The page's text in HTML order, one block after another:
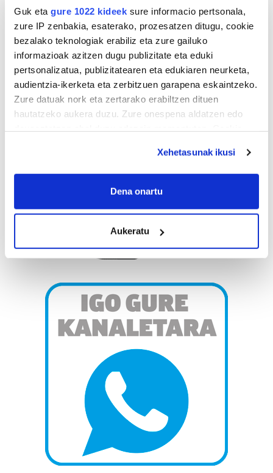
Guk eta gure 1022 kideek sure informacio pertsonala,
zure IP zenbakia, esaterako, prozesatzen ditugu, cookie
bezalako teknologiak erabiliz eta zure gailuko
informazioak azitzen dugu publizitate eta eduki
pertsonalizatua, publizitatearen eta edukiaren neurketa,
audientzia-ikerketa eta zerbitzuen garapena eskaintzeko.
Zure datuak nork eta zertarako erabiltzen dituen
hautatzeko aukera duzu. Zure onespena aldatzen edo
If you allow, we would also like to:
Collect information about your geographical
Identify your device by actively scanning it for
specific characteristics (fingerprinting)
Guk eta gure bazkideek zure datu pertsonalak
prozesatzen ditugu, zure IP zenbakia, besteak beste,
teknologia erabiliz, cookieak adibidez, iragarki eta eduki
pertsonalizatuak eskaintzeko, iragarkiak eta edukia
neurtzeko, jendeari buruzko informazioa biltzeko eta
produktuak garatzeko. Zure datuak nork eta zertarako
erabiltzen dituen hauta dezakezu.
Bazkide batzuek ez dizute baimenik eskatzen, eta beren
interes komertzial legitimoetan babesten dira. Ikusi gure
bazkideen zerrenda, beren ustez zein helburutarako
Xehetasunak ikusi
Dena onartu
Aukeratu